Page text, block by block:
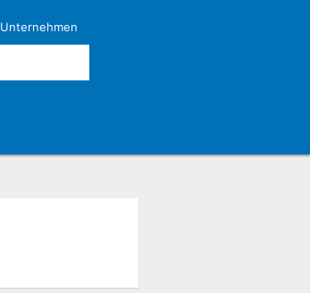
Unternehmen